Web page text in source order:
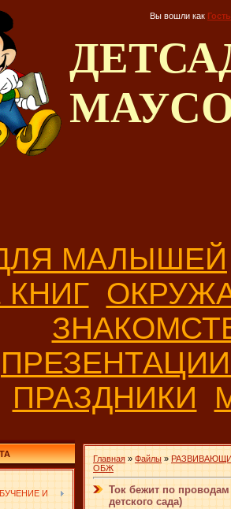
Вы вошли как Гость
МАЛЫШЕЙ
ПРАЗДНИКИ
И
Главная » Файлы »
ОБЖ
Ток бежит по проводам
детского сада)